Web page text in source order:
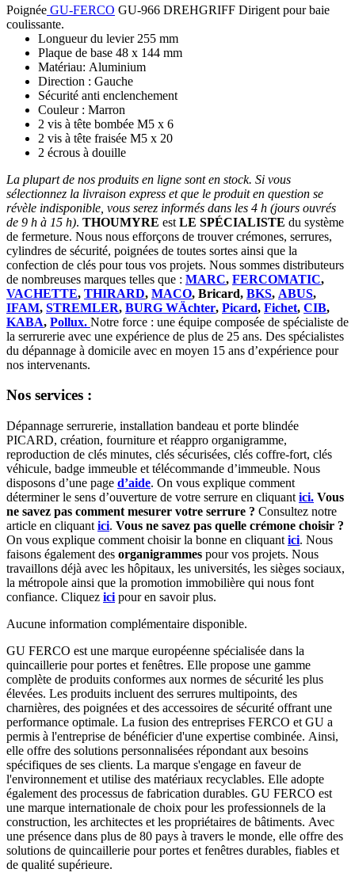
Poignée GU-FERCO GU-966 DREHGRIFF Dirigent pour baie
coulissante.
Longueur du levier 255 mm
Plaque de base 48 x 144 mm
Matériau: Aluminium
Direction : Gauche
Sécurité anti enclenchement
Couleur : Marron
2 vis à tête bombée M5 x 6
2 vis à tête fraisée M5 x 20
2 écrous à douille
La plupart de nos produits en ligne sont en stock. Si vous
sélectionnez la livraison express et que le produit en question se
révèle indisponible, vous serez informés dans les 4 h (jours ouvrés
de 9 h à 15 h). THOUMYRE est LE SPÉCIALISTE du système
de fermeture. Nous nous efforçons de trouver crémones, serrures,
cylindres de sécurité, poignées de toutes sortes ainsi que la
confection de clés pour tous vos projets. Nous sommes distributeurs
de nombreuses marques telles que : MARC, FERCOMATIC,
VACHETTE, THIRARD, MACO, Bricard, BKS, ABUS,
IFAM, STREMLER, BURG WÄchter, Picard, Fichet, CIB,
KABA, Pollux. Notre force : une équipe composée de spécialiste de
la serrurerie avec une expérience de plus de 25 ans. Des spécialistes
du dépannage à domicile avec en moyen 15 ans d’expérience pour
nos intervenants.
Nos services :
Dépannage serrurerie, installation bandeau et porte blindée
PICARD, création, fourniture et réappro organigramme,
reproduction de clés minutes, clés sécurisées, clés coffre-fort, clés
véhicule, badge immeuble et télécommande d’immeuble. Nous
disposons d’une page d’aide. On vous explique comment
déterminer le sens d’ouverture de votre serrure en cliquant ici. Vous
ne savez pas comment mesurer votre serrure ? Consultez notre
article en cliquant ici. Vous ne savez pas quelle crémone choisir ?
On vous explique comment choisir la bonne en cliquant ici. Nous
faisons également des organigrammes pour vos projets. Nous
travaillons déjà avec les hôpitaux, les universités, les sièges sociaux,
la métropole ainsi que la promotion immobilière qui nous font
confiance. Cliquez ici pour en savoir plus.
Aucune information complémentaire disponible.
GU FERCO est une marque européenne spécialisée dans la
quincaillerie pour portes et fenêtres. Elle propose une gamme
complète de produits conformes aux normes de sécurité les plus
élevées. Les produits incluent des serrures multipoints, des
charnières, des poignées et des accessoires de sécurité offrant une
performance optimale. La fusion des entreprises FERCO et GU a
permis à l'entreprise de bénéficier d'une expertise combinée. Ainsi,
elle offre des solutions personnalisées répondant aux besoins
spécifiques de ses clients. La marque s'engage en faveur de
l'environnement et utilise des matériaux recyclables. Elle adopte
également des processus de fabrication durables. GU FERCO est
une marque internationale de choix pour les professionnels de la
construction, les architectes et les propriétaires de bâtiments. Avec
une présence dans plus de 80 pays à travers le monde, elle offre des
solutions de quincaillerie pour portes et fenêtres durables, fiables et
de qualité supérieure.